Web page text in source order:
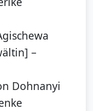
–
Dohnanyi